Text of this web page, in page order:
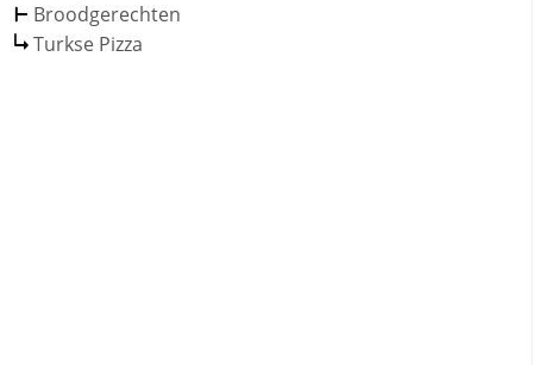
Broodgerechten
Turkse Pizza